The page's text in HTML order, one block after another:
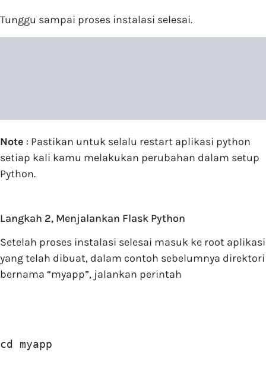
Tunggu sampai proses instalasi selesai.
Note : Pastikan untuk selalu restart aplikasi python
setiap kali kamu melakukan perubahan dalam setup
Python.
Langkah 2, Menjalankan Flask Python
Setelah proses instalasi selesai masuk ke root aplikasi
yang telah dibuat, dalam contoh sebelumnya direktori
bernama “myapp”, jalankan perintah
cd myapp